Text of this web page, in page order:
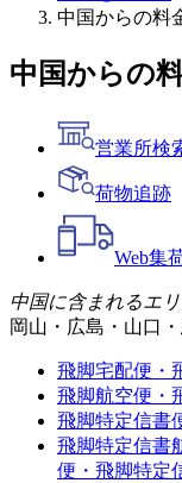
中国からの料
中国からの
営業所検
荷物追跡
Web集
中国に含まれるエリ
岡山・広島・山口
飛脚宅配便・
飛脚航空便・
飛脚特定信書
飛脚特定信書
便・飛脚特定